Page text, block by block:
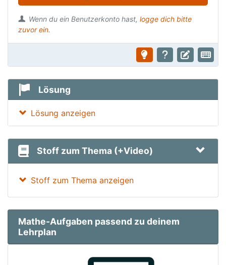
Wenn du ein Benutzerkonto hast, logge dich bitte
zuvor ein.
Lösung
Lösung anzeigen
Stoff zum Thema (+Video)
Stoff zum Thema anzeigen
Mathe-Aufgaben passend zu deinem
Lehrplan